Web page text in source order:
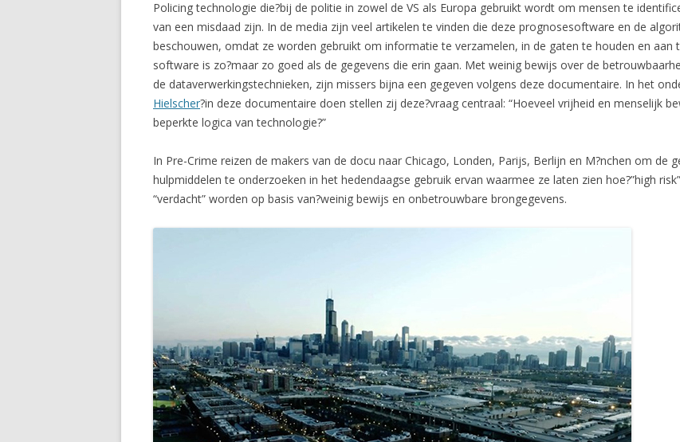
Policing technologie die?bij de politie in zowel de VS als Europa gebruikt wordt om mensen te
van een misdaad zijn. In de media zijn veel artikelen te vinden die deze prognosesoftware en de
beschouwen, omdat ze worden gebruikt om informatie te verzamelen, in de gaten te houden en aan
software is zo?maar zo goed als de gegevens die erin gaan. Met weinig bewijs over de
de dataverwerkingstechnieken, zijn missers bijna een gegeven volgens deze documentaire. In het
Hielscher?in deze documentaire doen stellen zij deze?vraag centraal: “Hoeveel vrijheid en menselijk
beperkte logica van technologie?”
In Pre-Crime reizen de makers van de docu naar Chicago, Londen, Parijs, Berlijn en M?nchen om de
hulpmiddelen te onderzoeken in het hedendaagse gebruik ervan waarmee ze laten zien hoe?”high
“verdacht” worden op basis van?weinig bewijs en onbetrouwbare brongegevens.